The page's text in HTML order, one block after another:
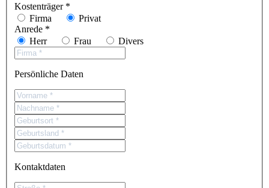
Kostenträger *
Firma
Privat
Anrede *
Herr
Frau Divers
Persönliche Daten
Kontaktdaten